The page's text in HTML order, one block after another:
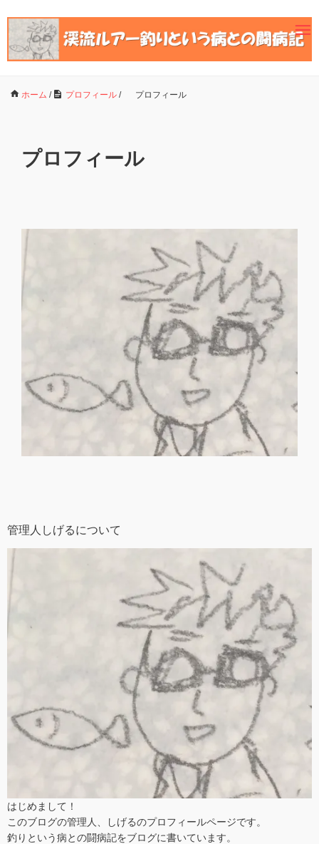
ホーム / プロフィール / プロフィール
プロフィール
管理人しげるについて
はじめまして！
このブログの管理人、しげるのプロフィールページです。
釣りという病との闘病記をブログに書いています。